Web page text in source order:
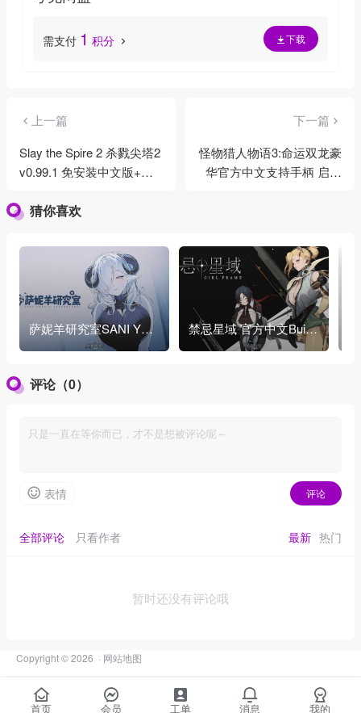
需支付 1 积分 下载
上一篇
Slay the Spire 2 杀戮尖塔2
v0.99.1 免安装中文版+联
下一篇
怪物猎人物语3:命运双龙豪
华官方中文支持手柄 启动
猜你喜欢
萨妮羊研究室SANI YAN
GS LABORATORY v202
13.4G
禁忌星域 官方中文Build.
21548847+全DLC+肉鸽
评论（0）
表情 评论
全部评论 只看作者 最新 热门
暂时还没有评论哦
Copyright © 2026 · 网站地图
首页 会员 工单 消息 我的